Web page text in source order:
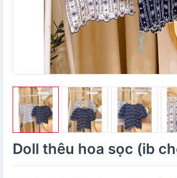
Doll thêu hoa sọc (ib